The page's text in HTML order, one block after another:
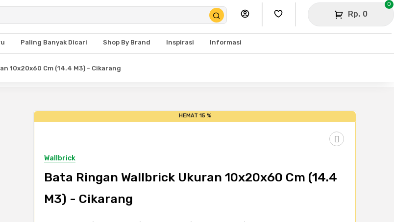
Rp. 0
0
Paling Banyak Dicari Shop By Brand Inspirasi Informasi
10x20x60 Cm (14.4 M3) - Cikarang
HEMAT 15 %
Wallbrick
Bata Ringan Wallbrick Ukuran 10x20x60 Cm (14.4
M3) - Cikarang